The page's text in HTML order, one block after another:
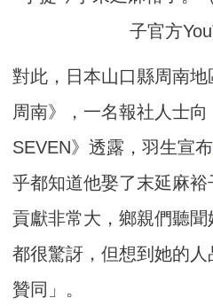
子官方
對此，日本山口縣周南
周南》，一名報社人士
SEVEN》透露，羽生宣布
乎都知道他娶了末延麻
貢獻非常大，鄉親們聽
都很驚訝，但想到她的
贊同」。